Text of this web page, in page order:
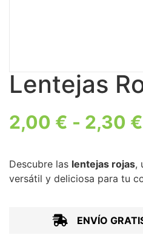
Lentejas
2,00 € - 2,30 €
Descubre las lentejas rojas,
versátil y deliciosa para tu
ENVÍO